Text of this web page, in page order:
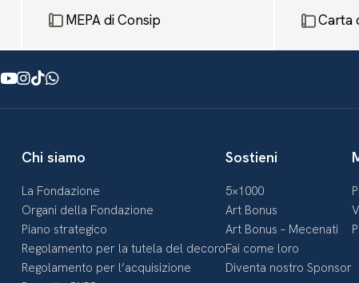
MEPA di Consip Carta
Instagram
TikTok
WhatsApp
Chi siamo
La Fondazione
Organi della Fondazione
Piano strategico
Regolamento per la tutela del decoro
Regolamento per l’acquisizione
Sostieni
5×1000
Art Bonus
Art Bonus – Mecenati
Fai come loro
Diventa nostro Sponsor